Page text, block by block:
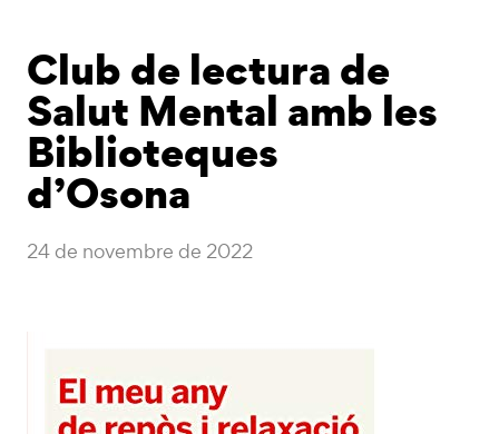
Club de lectura de
Salut Mental amb les
Biblioteques
d’Osona
24 de novembre de 2022